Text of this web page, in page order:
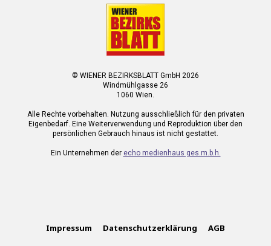
© WIENER BEZIRKSBLATT GmbH 2026
Windmühlgasse 26
1060 Wien.
Alle Rechte vorbehalten. Nutzung ausschließlich für den privaten
Eigenbedarf. Eine Weiterverwendung und Reproduktion über den
persönlichen Gebrauch hinaus ist nicht gestattet.
Ein Unternehmen der echo medienhaus ges.m.b.h.
Impressum Datenschutzerklärung AGB